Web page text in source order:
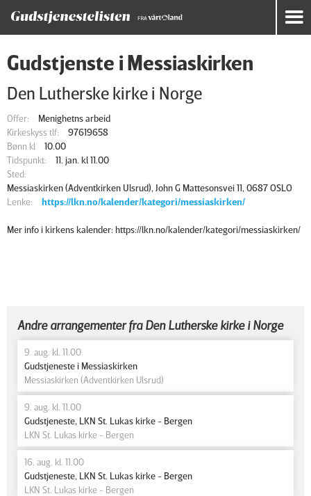
Gudstjenste i Messiaskirken
Den Lutherske kirke i Norge
Offer:
Menighetns arbeid
Kirkeskyss tlf:
97619658
Bønn kl
10.00
Tidspunkt:
11. jan. kl 11.00
Sted:
Messiaskirken (Adventkirken Ulsrud), John G Mattesonsvei 11, 0687 OSLO
Lenke:
https://lkn.no/kalender/kategori/messiaskirken/
Mer info i kirkens kalender: https://lkn.no/kalender/kategori/messiaskirken/
Andre arrangementer fra Den Lutherske kirke i Norge
9. aug. kl. 11.00
Gudstjeneste i Messiaskirken
Messiaskirken (Adventkirken Ulsrud)
9. aug. kl. 11.00
Gudstjeneste, LKN St. Lukas kirke - Bergen
LKN St. Lukas kirke - Bergen
16. aug. kl. 11.00
Gudstjeneste, LKN St. Lukas kirke - Bergen
LKN St. Lukas kirke - Bergen